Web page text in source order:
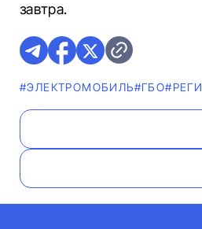
завтра.
#ЭЛЕКТРОМОБИЛЬ#ГБО